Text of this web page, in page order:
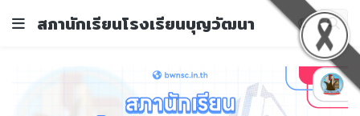
สภานักเรียนโรงเรียนบุญวัฒนา